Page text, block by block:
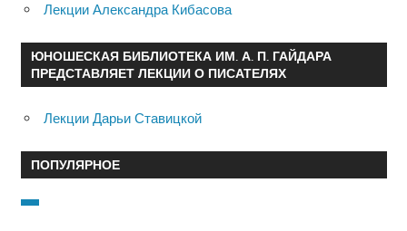
Лекции Александра Кибасова
ЮНОШЕСКАЯ БИБЛИОТЕКА ИМ. А. П. ГАЙДАРА
ПРЕДСТАВЛЯЕТ ЛЕКЦИИ О ПИСАТЕЛЯХ
Лекции Дарьи Ставицкой
ПОПУЛЯРНОЕ